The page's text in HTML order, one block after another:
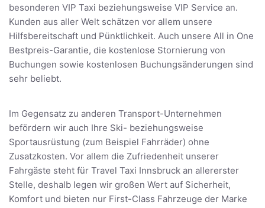
besonderen VIP Taxi beziehungsweise VIP Service an.
Kunden aus aller Welt schätzen vor allem unsere
Hilfsbereitschaft und Pünktlichkeit. Auch unsere All in One
Bestpreis-Garantie, die kostenlose Stornierung von
Buchungen sowie kostenlosen Buchungsänderungen sind
sehr beliebt.
Im Gegensatz zu anderen Transport-Unternehmen
befördern wir auch Ihre Ski- beziehungsweise
Sportausrüstung (zum Beispiel Fahrräder) ohne
Zusatzkosten. Vor allem die Zufriedenheit unserer
Fahrgäste steht für Travel Taxi Innsbruck an allererster
Stelle, deshalb legen wir großen Wert auf Sicherheit,
Komfort und bieten nur First-Class Fahrzeuge der Marke